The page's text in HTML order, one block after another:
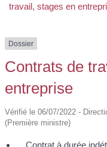
travail, stages en
Dossier
Contrats de
entreprise
Vérifié le 06/07/2022 -
(Première ministre)